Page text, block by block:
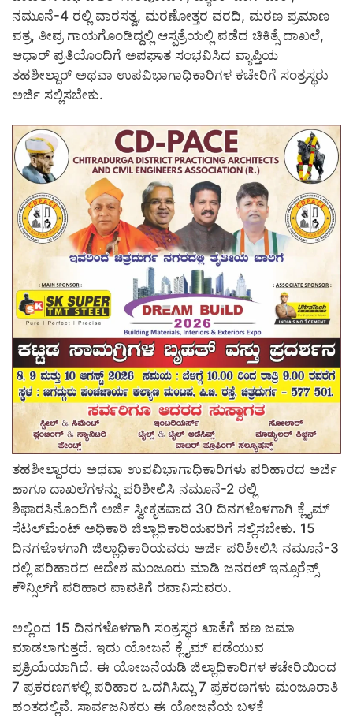
ನಮೂನೆ-4 ರಲ್ಲಿ ವಾರಸತ್ವ, ಮರಣೋತ್ತರ ವರದಿ, ಮರಣ ಪ್ರಮಾಣ
ಪತ್ರ, ತೀವ್ರ ಗಾಯಗೊಂಡಿದ್ದಲ್ಲಿ ಆಸ್ಪತ್ರೆಯಲ್ಲಿ ಪಡೆದ ಚಿಕಿತ್ಸೆ ದಾಖಲೆ,
ಆಧಾರ್ ಪ್ರತಿಯೊಂದಿಗೆ ಅಪಘಾತ ಸಂಭವಿಸಿದ ವ್ಯಾಪ್ತಿಯ
ತಹಶೀಲ್ದಾರ್ ಅಥವಾ ಉಪವಿಭಾಗಾಧಿಕಾರಿಗಳ ಕಚೇರಿಗೆ ಸಂತ್ರಸ್ಥರು
ಅರ್ಜಿ ಸಲ್ಲಿಸಬೇಕು.
ತಹಶೀಲ್ದಾರರು ಅಥವಾ ಉಪವಿಭಾಗಾಧಿಕಾರಿಗಳು ಪರಿಹಾರದ ಅರ್ಜಿ
ಹಾಗೂ ದಾಖಲೆಗಳನ್ನು ಪರಿಶೀಲಿಸಿ ನಮೂನೆ-2 ರಲ್ಲಿ
ಶಿಫಾರಸಿನೊಂದಿಗೆ ಅರ್ಜಿ ಸ್ವೀಕೃತವಾದ 30 ದಿನಗಳೊಳಗಾಗಿ ಕ್ಲೈಮ್
ಸೆಟಲ್‍ಮೆಂಟ್ ಅಧಿಕಾರಿ ಜಿಲ್ಲಾಧಿಕಾರಿಯವರಿಗೆ ಸಲ್ಲಿಸಬೇಕು. 15
ದಿನಗಳೊಳಗಾಗಿ ಜಿಲ್ಲಾಧಿಕಾರಿಯವರು ಅರ್ಜಿ ಪರಿಶೀಲಿಸಿ ನಮೂನೆ-3
ರಲ್ಲಿ ಪರಿಹಾರದ ಆದೇಶ ಮಂಜೂರು ಮಾಡಿ ಜನರಲ್ ಇನ್ಸೂರೆನ್ಸ್
ಕೌನ್ಸಿಲ್‍ಗೆ ಪರಿಹಾರ ಪಾವತಿಗೆ ರವಾನಿಸುವರು.
ಅಲ್ಲಿಂದ 15 ದಿನಗಳೊಳಗಾಗಿ ಸಂತ್ರಸ್ಥರ ಖಾತೆಗೆ ಹಣ ಜಮಾ
ಮಾಡಲಾಗುತ್ತದೆ. ಇದು ಯೋಜನೆ ಕ್ಲೈಮ್ ಪಡೆಯುವ
ಪ್ರಕ್ರಿಯೆಯಾಗಿದೆ. ಈ ಯೋಜನೆಯಡಿ ಜಿಲ್ಲಾಧಿಕಾರಿಗಳ ಕಚೇರಿಯಿಂದ
7 ಪ್ರಕರಣಗಳಲ್ಲಿ ಪರಿಹಾರ ಒದಗಿಸಿದ್ದು 7 ಪ್ರಕರಣಗಳು ಮಂಜೂರಾತಿ
ಹಂತದಲ್ಲಿವೆ. ಸಾರ್ವಜನಿಕರು ಈ ಯೋಜನೆಯ ಬಳಕೆ